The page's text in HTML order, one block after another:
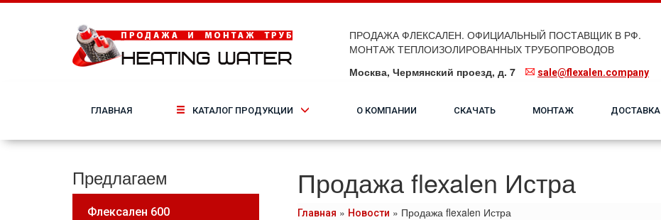
ПРОДАЖА ФЛЕКСАЛЕН. ОФИЦИАЛЬНЫЙ ПОСТАВЩИК В РФ.
МОНТАЖ ТЕПЛОИЗОЛИРОВАННЫХ ТРУБОПРОВОДОВ
Москва, Чермянский проезд, д. 7
sale@flexalen.company
ГЛАВНАЯ КАТАЛОГ ПРОДУКЦИИ О КОМПАНИИ СКАЧАТЬ МОНТАЖ ДОСТАВКА
Предлагаем
Флексален 600
Продажа flexalen Истра
Главная » Новости » Продажа flexalen Истра